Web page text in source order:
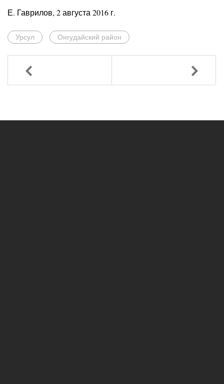
Е. Гаврилов, 2 августа 2016 г.
Урсул Онгудайский район
Назад Вперед